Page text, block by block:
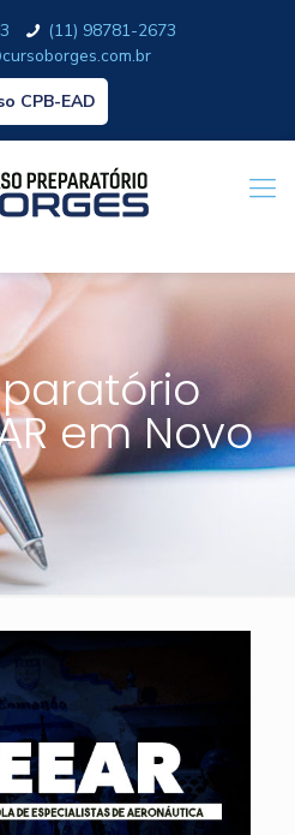
(11) 98781-2673
CPB-EAD
em Novo